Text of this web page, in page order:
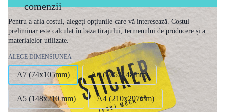
comenzii
Pentru a afla costul, alegeți opțiunile care vă interesează. Costul
preliminar este calculat în baza tirajului, termenului de producere și a
materialelor utilizate.
ALEGE DIMENSIUNEA
A7 (74x105mm) А6 (105x148mm)
A5 (148x210 mm) A4 (210x297mm)